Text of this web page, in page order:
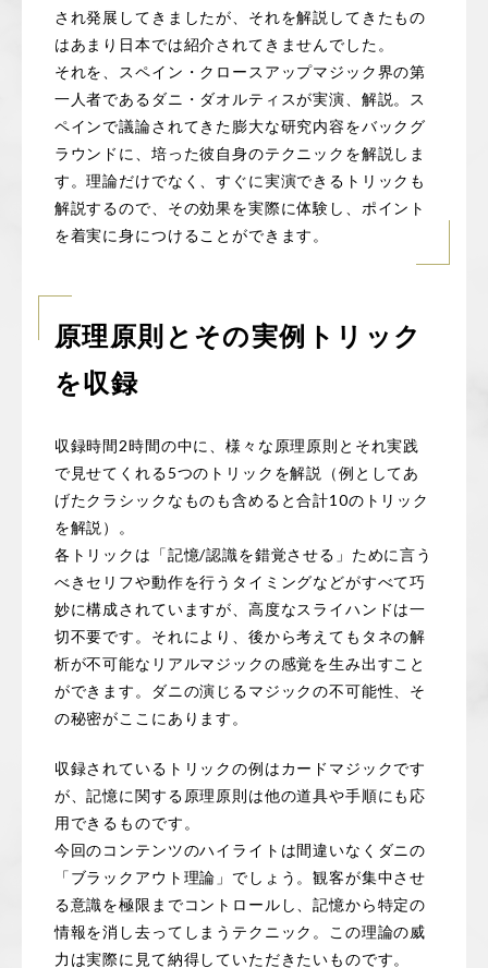
され発展してきましたが、それを解説してきたもの
はあまり日本では紹介されてきませんでした。
それを、スペイン・クロースアップマジック界の第
一人者であるダニ・ダオルティスが実演、解説。ス
ペインで議論されてきた膨大な研究内容をバックグ
ラウンドに、培った彼自身のテクニックを解説しま
す。理論だけでなく、すぐに実演できるトリックも
解説するので、その効果を実際に体験し、ポイント
を着実に身につけることができます。
原理原則とその実例トリック
を収録
収録時間2時間の中に、様々な原理原則とそれ実践
で見せてくれる5つのトリックを解説（例としてあ
げたクラシックなものも含めると合計10のトリック
を解説）。
各トリックは「記憶/認識を錯覚させる」ために言う
べきセリフや動作を行うタイミングなどがすべて巧
妙に構成されていますが、高度なスライハンドは一
切不要です。それにより、後から考えてもタネの解
析が不可能なリアルマジックの感覚を生み出すこと
ができます。ダニの演じるマジックの不可能性、そ
の秘密がここにあります。
収録されているトリックの例はカードマジックです
が、記憶に関する原理原則は他の道具や手順にも応
用できるものです。
今回のコンテンツのハイライトは間違いなくダニの
「ブラックアウト理論」でしょう。観客が集中させ
る意識を極限までコントロールし、記憶から特定の
情報を消し去ってしまうテクニック。この理論の威
力は実際に見て納得していただきたいものです。